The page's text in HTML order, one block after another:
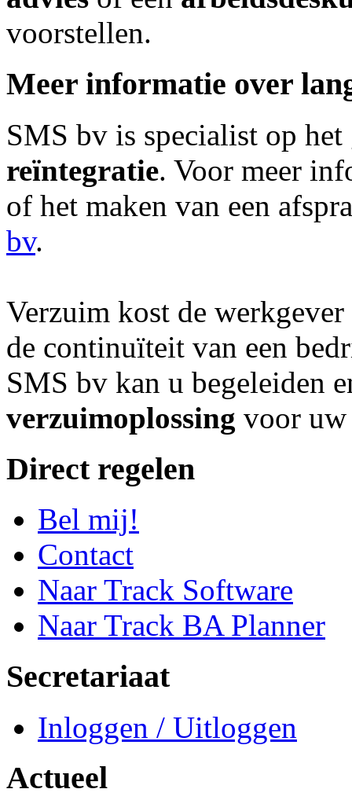
voorstellen.
Meer informatie over
SMS bv is specialist op
reïntegratie. Voor meer
of het maken van een
bv.
Verzuim kost de
de continuïteit van een
SMS bv kan u begeleiden
verzuimoplossing voor
Direct regelen
Bel mij!
Contact
Naar Track Software
Naar Track BA Planner
Secretariaat
Inloggen / Uitloggen
Actueel